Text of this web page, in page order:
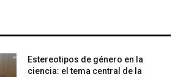
Estereotipos de género en la
ciencia: el tema central de la